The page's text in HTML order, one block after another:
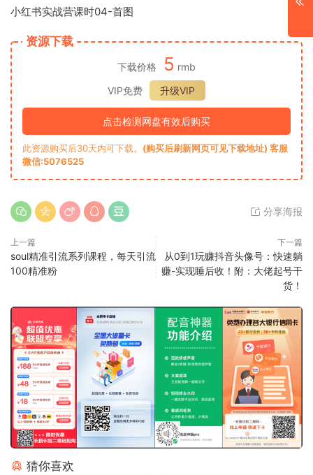
小红书实战营课时04-首图
资源下载
下载价格 5 rmb
VIP免费
升级VIP
点击检测网盘有效后购买
此资源购买后30天内可下载。 (购买后刷新网页可见下载地址) 客服
微信:5076525
分享海报
上一篇
soul精准引流系列课程，每天引流
100精准粉
下一篇
从0到1玩赚抖音头像号：快速躺
赚-实现睡后收！附：大佬起号干
货！
猜你喜欢